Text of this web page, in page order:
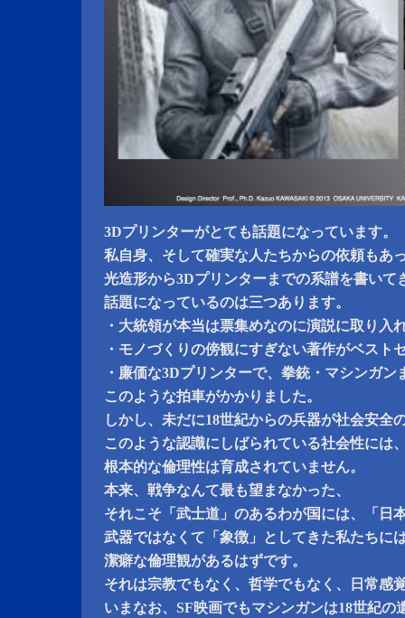
3Dプリンターがとても話題になっています。
私自身、そして確実な人たちからの依頼もあ
光造形から3Dプリンターまでの系譜を書いて
話題になっているのは三つあります。
・大統領が本当は票集めなのに演説に取り入
・モノづくりの傍観にすぎない著作がベスト
・廉価な3Dプリンターで、拳銃・マシンガン
このような拍車がかかりました。
しかし、未だに18世紀からの兵器が社会安全
このような認識にしばられている社会性には
根本的な倫理性は育成されていません。
本来、戦争なんて最も望まなかった、
それこそ「武士道」のあるわが国には、「日
武器ではなくて「象徴」としてきた私たちに
潔癖な倫理観があるはずです。
それは宗教でもなく、哲学でもなく、日常感
いまなお、SF映画でもマシンガンは18世紀の